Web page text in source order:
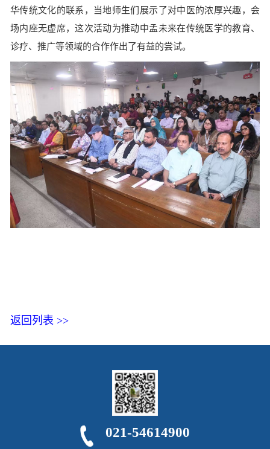
华传统文化的联系，当地师生们展示了对中医的浓厚兴趣，会
场内座无虚席，这次活动为推动中孟未来在传统医学的教育、
诊疗、推广等领域的合作作出了有益的尝试。
返回列表 >>
021-54614900